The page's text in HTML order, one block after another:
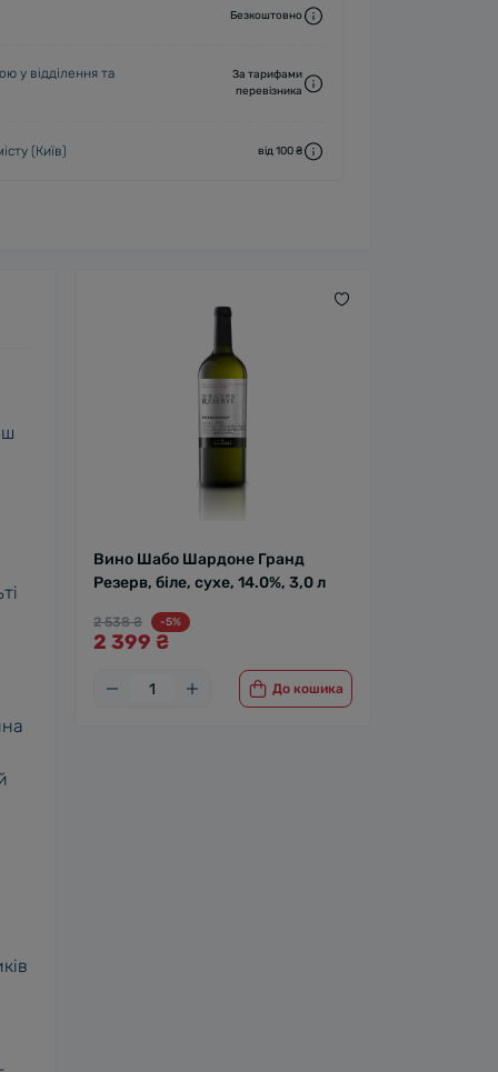
Безкоштовно
у відділення та
За тарифами
перевізника
(Київ) від 100 ₴
Вино Шабо Шардоне Гранд
Резерв, біле, сухе, 14.0%, 3,0 л
2 538 ₴ -5%
2 399 ₴
До кошика